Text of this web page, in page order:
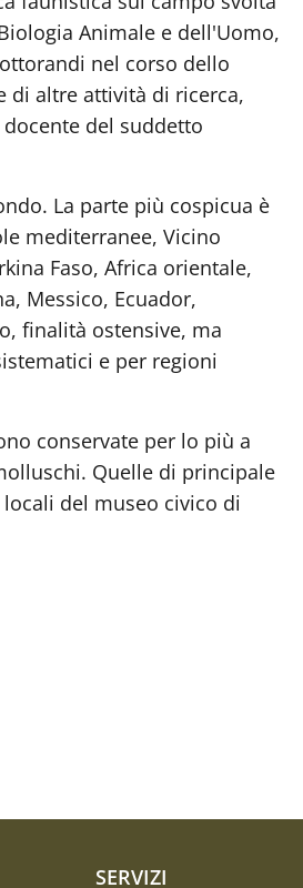
Animale e dell'Uomo,
nel corso dello
di altre attività di ricerca,
del suddetto
La parte più cospicua è
mediterranee, Vicino
Faso, Africa orientale,
Messico, Ecuador,
finalità ostensive, ma
e per regioni
conservate per lo più a
Quelle di principale
del museo civico di
SERVIZI